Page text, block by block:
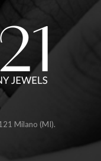
Milano (MI).